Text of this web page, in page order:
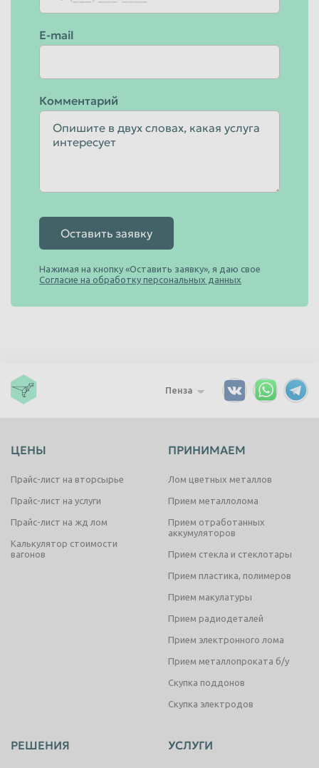
E-mail
Комментарий
Оставить заявку
Нажимая на кнопку «Оставить заявку», я даю свое
Согласие на обработку персональных данных
Пенза
ЦЕНЫ
Прайс-лист на вторсырье
Прайс-лист на услуги
Прайс-лист на жд лом
Калькулятор стоимости
вагонов
ПРИНИМАЕМ
Лом цветных металлов
Прием металлолома
Прием отработанных
аккумуляторов
Прием стекла и стеклотары
Прием пластика, полимеров
Прием макулатуры
Прием радиодеталей
Прием электронного лома
Прием металлопроката б/у
Скупка поддонов
Скупка электродов
РЕШЕНИЯ УСЛУГИ